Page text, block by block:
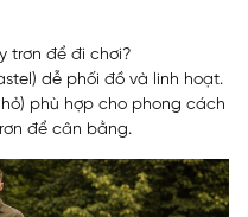
trơn để đi chơi?
dễ phối đồ và linh hoạt.
phù hợp cho phong cách
để cân bằng.